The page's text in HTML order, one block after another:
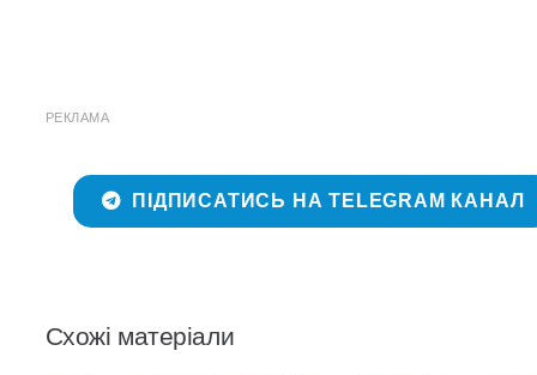
РЕКЛАМА
ПІДПИСАТИСЬ НА TELEGRAM КАНАЛ
Схожі матеріали